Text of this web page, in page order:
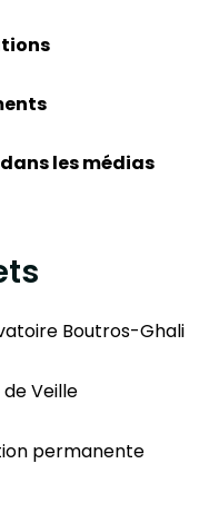
dans les médias
Boutros-Ghali
Veille
permanente